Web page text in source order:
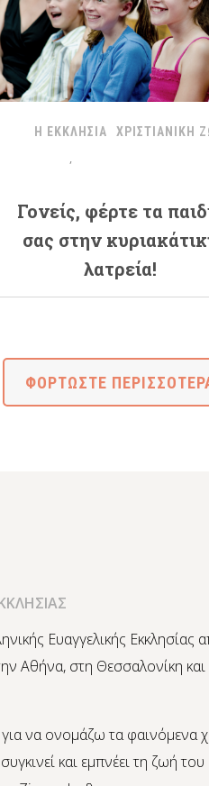
Η ΕΚΚΛΗΣΙΑ ΧΡΙΣΤΙΑΝΙΚΗ
Γονείς, φέρτε τα
σας στην
λατρεία!
ΦΟΡΤΩΣΤΕ
Ευαγγελικής Εκκλησίας
Αθήνα, στη Θεσσαλονίκη και
να ονομάζω τα φαινόμενα
και εμπνέει τη ζωή του